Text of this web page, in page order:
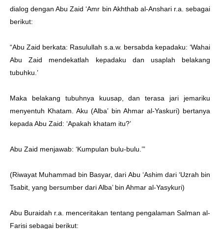
dialog dengan Abu Zaid ‘Amr bin Akhthab al-Anshari r.a. sebagai
berikut:
“Abu Zaid berkata: Rasulullah s.a.w. bersabda kepadaku: ‘Wahai
Abu Zaid mendekatlah kepadaku dan usaplah belakang
tubuhku.’
Maka belakang tubuhnya kuusap, dan terasa jari jemariku
menyentuh Khatam. Aku (Alba’ bin Ahmar al-Yaskuri) bertanya
kepada Abu Zaid: ‘Apakah khatam itu?’
Abu Zaid menjawab: ‘Kumpulan bulu-bulu.’”
(Riwayat Muhammad bin Basyar, dari Abu ‘Ashim dari ‘Uzrah bin
Tsabit, yang bersumber dari Alba’ bin Ahmar al-Yasykuri)
Abu Buraidah r.a. menceritakan tentang pengalaman Salman al-
Farisi sebagai berikut: